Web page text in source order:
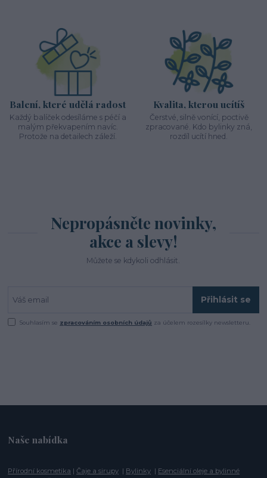
Balení, které udělá radost
Každý balíček odesíláme s péčí a
malým překvapením navíc.
Protože na detailech záleží.
Kvalita, kterou ucítíš
Čerstvé, silně vonící, poctivě
zpracované. Kdo bylinky zná,
rozdíl ucítí hned.
Nepropásněte novinky,
akce a slevy!
Můžete se kdykoli odhlásit.
Přihlásit se
Souhlasím se zpracováním osobních údajů za účelem rozesílky newsletteru.
Naše nabídka
Přírodní kosmetika |Čaje a sirupy | Bylinky | Esenciální oleje a bylinné